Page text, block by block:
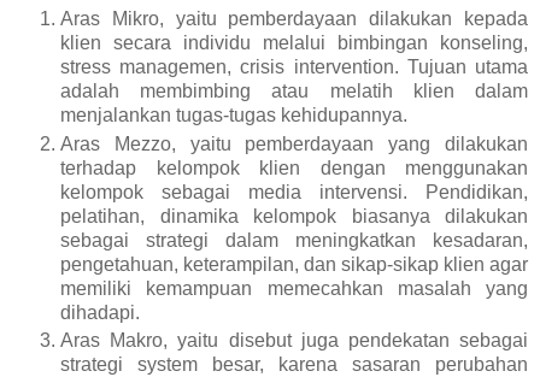
Aras Mikro, yaitu pemberdayaan dilakukan kepada
klien secara individu melalui bimbingan konseling,
stress managemen, crisis intervention. Tujuan utama
adalah membimbing atau melatih klien dalam
menjalankan tugas-tugas kehidupannya.
Aras Mezzo, yaitu pemberdayaan yang dilakukan
terhadap kelompok klien dengan menggunakan
kelompok sebagai media intervensi. Pendidikan,
pelatihan, dinamika kelompok biasanya dilakukan
sebagai strategi dalam meningkatkan kesadaran,
pengetahuan, keterampilan, dan sikap-sikap klien agar
memiliki kemampuan memecahkan masalah yang
dihadapi.
Aras Makro, yaitu disebut juga pendekatan sebagai
strategi system besar, karena sasaran perubahan